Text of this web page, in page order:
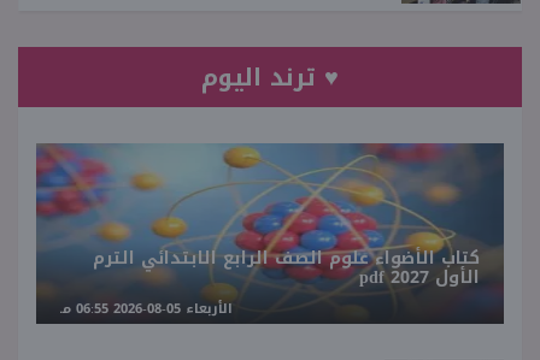
♥ ترند اليوم
كتاب الأضواء علوم الصف الرابع الابتدائي الترم
الأول 2027 pdf
الأربعاء 05-08-2026 06:55 مـ